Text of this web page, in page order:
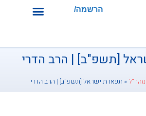
הרשמה/התחברות
[תשפ"ב] | הרב הדרי
מהר"ל » תפארת ישראל [תשפ"ב] | הרב הדרי